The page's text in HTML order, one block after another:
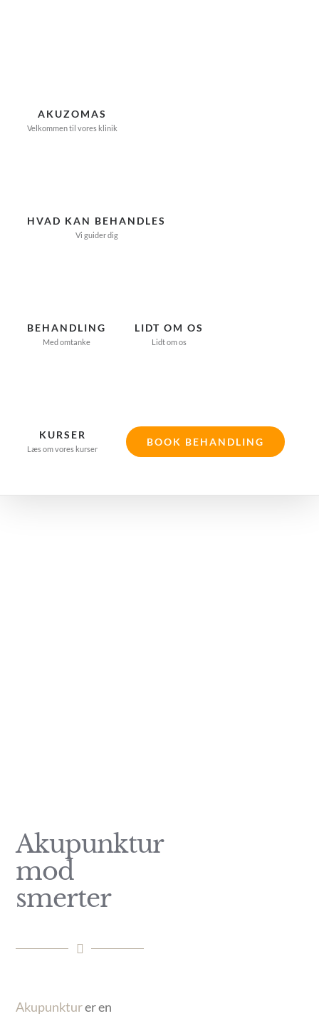
AKUZOMAS
Velkommen til vores klinik
HVAD KAN BEHANDLES
Vi guider dig
BEHANDLING
Med omtanke
LIDT OM OS
Lidt om os
KURSER
Læs om vores kurser
BOOK BEHANDLING
Akupunktur
mod
smerter
Akupunkturer en